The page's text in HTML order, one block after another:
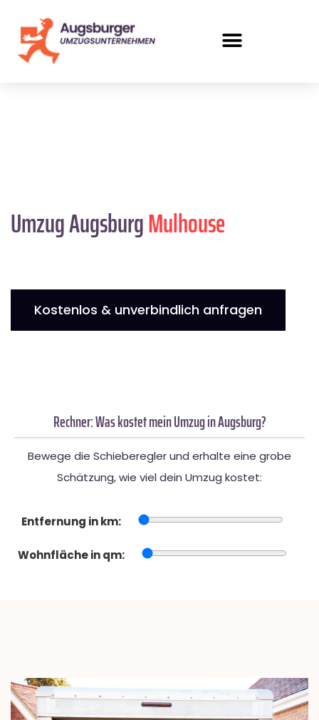
Umzug AugsburgMulhouse
Kostenlos & unverbindlich anfragen
Rechner: Was kostet mein Umzug in Augsburg?
Bewege die Schieberegler und erhalte eine grobe
Schätzung, wie viel dein Umzug kostet:
Entfernung in km:
Wohnfläche in qm: